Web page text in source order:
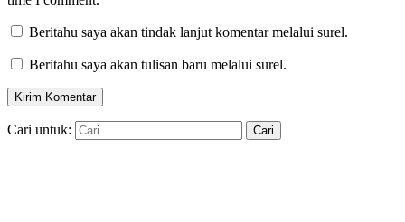
Beritahu saya akan tindak lanjut komentar melalui surel.
Beritahu saya akan tulisan baru melalui surel.
Cari untuk: